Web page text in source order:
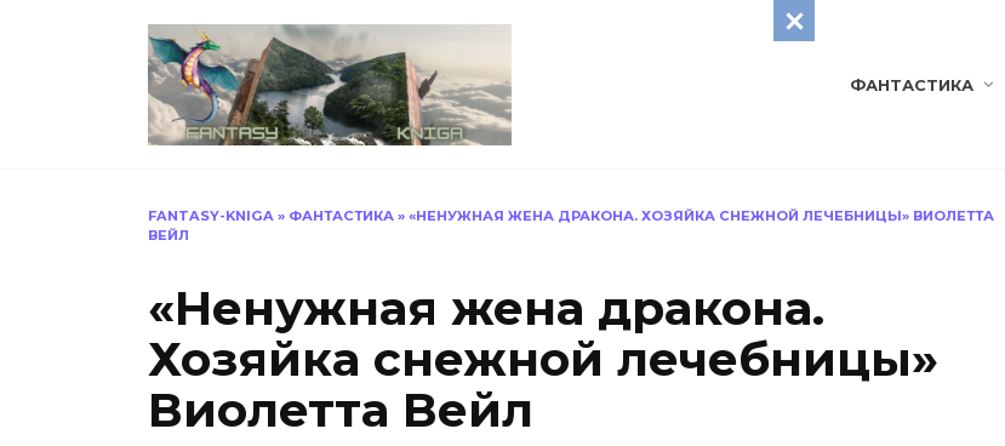
ФАНТАСТИКА
FANTASY-KNIGA » ФАНТАСТИКА » «НЕНУЖНАЯ ЖЕНА ДРАКОНА. ХОЗЯЙКА СНЕЖНОЙ ЛЕЧЕБНИЦЫ» ВИОЛЕТТА
ВЕЙЛ
«Ненужная жена дракона.
Хозяйка снежной лечебницы»
Виолетта Вейл